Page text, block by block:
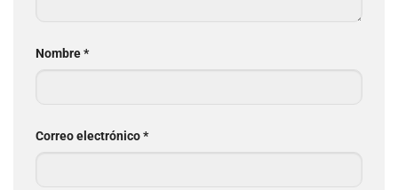
Nombre*
Correo electrónico*